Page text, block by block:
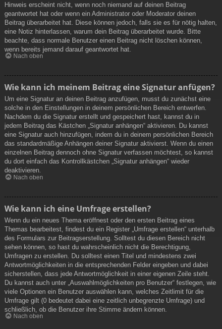
Hinweis erscheint nicht, wenn noch niemand auf deinen Beitrag
geantwortet hat oder wenn ein Administrator oder Moderator deinen
Beitrag überarbeitet hat. Diese können jedoch, falls sie es für nötig halten,
eine Notiz hinterlassen, warum dein Beitrag überarbeitet wurde. Bitte
beachte, dass normale Benutzer einen Beitrag nicht löschen können,
wenn bereits jemand darauf geantwortet hat.
Nach oben
Wie kann ich meinem Beitrag eine Signatur anfügen?
Um eine Signatur an deinen Beitrag anzufügen, musst du zunächst eine
solche in den Einstellungen in deinem persönlichen Bereich entwerfen.
Nachdem du die Signatur erstellt und gespeichert hast, kannst du in
jedem Beitrag das Kästchen „Signatur anhängen“ aktivieren. Du kannst
eine Signatur auch hinzufügen, indem du in deinem persönlichen Bereich
das standardmäßige Anhängen deiner Signatur aktivierst. Wenn du einen
einzelnen Beitrag dennoch ohne Signatur verfassen möchtest, so kannst
du dort einfach das Kontrollkästchen „Signatur anhängen“ wieder
deaktivieren.
Nach oben
Wie kann ich eine Umfrage erstellen?
Wenn du ein neues Thema eröffnest oder den ersten Beitrag eines
Themas bearbeitest, findest du ein Register „Umfrage erstellen“ unterhalb
des Formulars zur Beitragserstellung. Solltest du diesen Bereich nicht
sehen können, so hast du wahrscheinlich nicht die Berechtigung,
Umfragen zu erstellen. Du solltest einen Titel und mindestens zwei
Antwortmöglichkeiten in die entsprechenden Felder eingeben und dabei
sicherstellen, dass jede Antwortmöglichkeit in einer eigenen Zeile steht.
Du kannst auch unter „Auswahlmöglichkeiten pro Benutzer“ festlegen, wie
viele Optionen ein Benutzer auswählen kann, welches Zeitlimit für die
Umfrage gilt (0 bedeutet dabei eine zeitlich unbegrenzte Umfrage) und
schließlich, ob die Benutzer ihre Stimme ändern können.
Nach oben